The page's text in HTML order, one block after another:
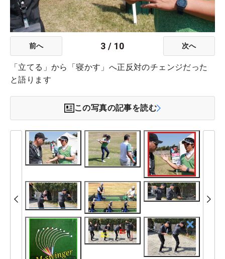
前へ 3 / 10 次へ
「立てる」から「寝かす」へ正反対のチェンジだった
と語ります
この写真の記事を読む